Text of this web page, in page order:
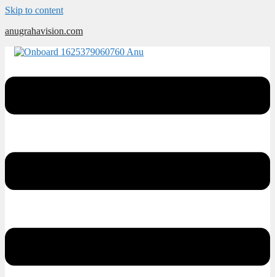
Skip to content
anugrahavision.com